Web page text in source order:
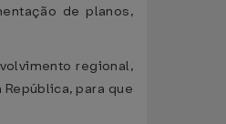
de planos,
regional,
para que